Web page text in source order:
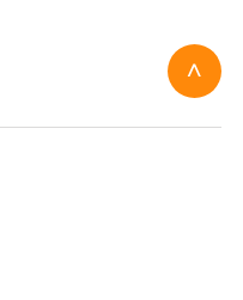
^